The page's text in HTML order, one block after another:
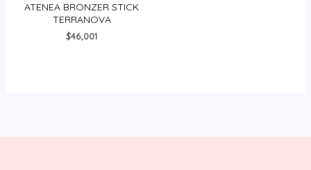
Valorado
0
ATENEA BRONZER STICK
TERRANOVA
$46,001